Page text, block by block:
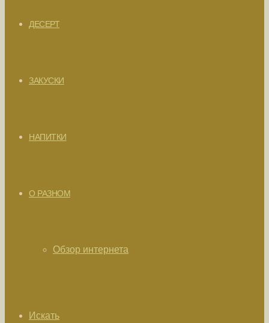
ДЕСЕРТ
ЗАКУСКИ
НАПИТКИ
О РАЗНОМ
Обзор интернета
Искать